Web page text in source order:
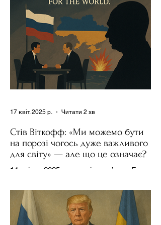
Стів Віткофф: «Ми можемо бути
на порозі чогось дуже важливого
для світу» — але що це означає?
14 квітня 2025 року , в інтерв’ю на Fox
Трампа та бізнесмен Стів Віткофф
поділився враженнями після...
17 квіт. 2025 р. Читати 2 хв